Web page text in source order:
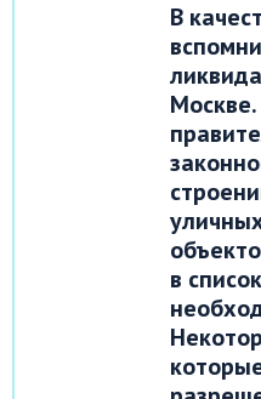
В
в